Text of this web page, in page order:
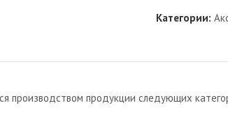
Категории:
производством продукции следующих